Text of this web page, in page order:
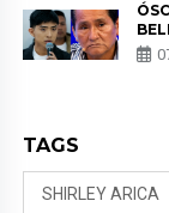
TAGS
SHIRLEY ARICA